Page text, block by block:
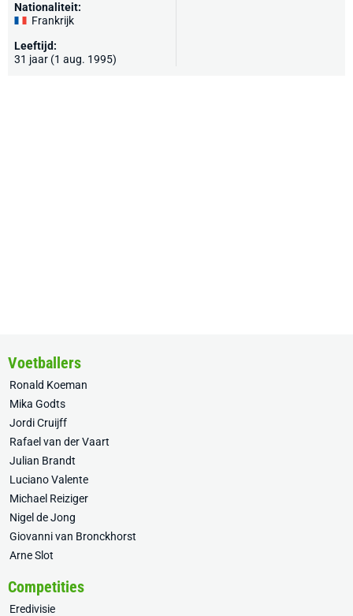
Nationaliteit:
Frankrijk
Leeftijd:
31 jaar (1 aug. 1995)
Voetballers
Ronald Koeman
Mika Godts
Jordi Cruijff
Rafael van der Vaart
Julian Brandt
Luciano Valente
Michael Reiziger
Nigel de Jong
Giovanni van Bronckhorst
Arne Slot
Competities
Eredivisie